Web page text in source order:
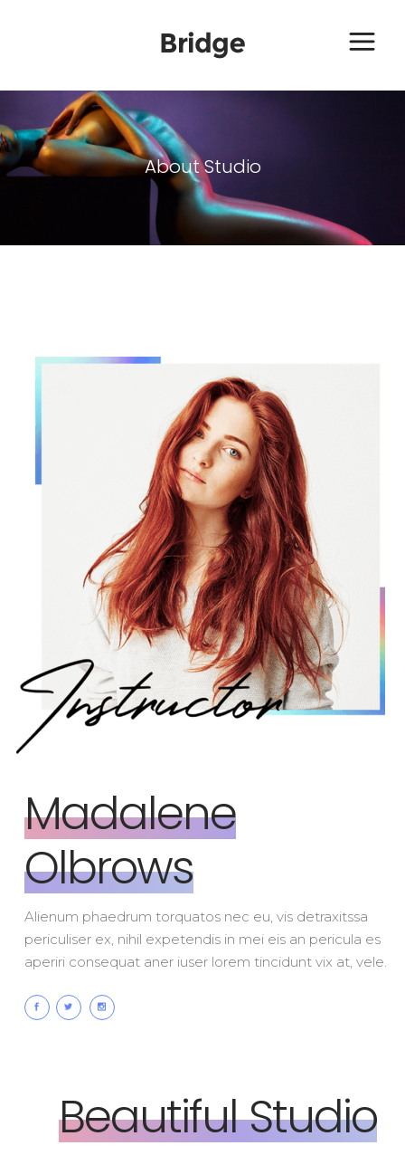
About Studio
Madalene
Olbrows
Alienum phaedrum torquatos nec eu, vis detraxitssa
periculiser ex, nihil expetendis in mei eis an pericula es
aperiri consequat aner iuser lorem tincidunt vix at, vele.
BeautifulStudio